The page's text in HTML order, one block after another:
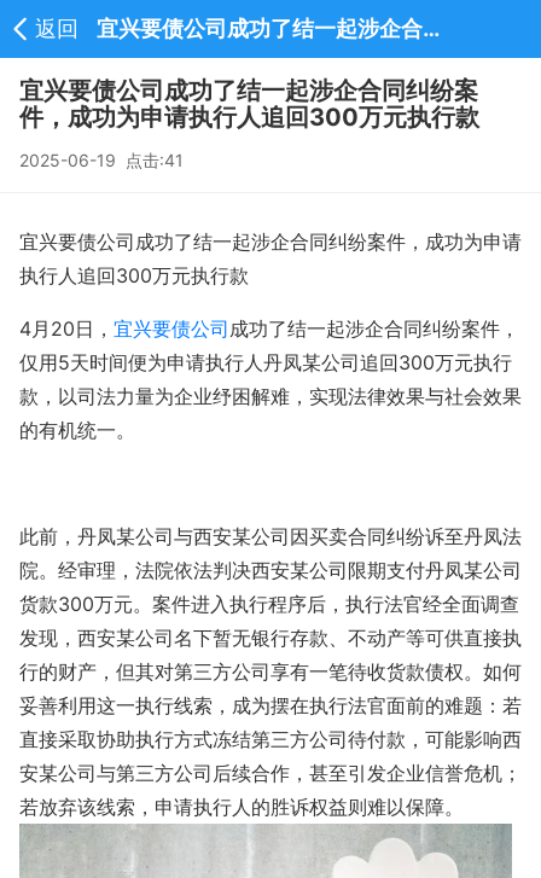
返回 宜兴要债公司成功了结一起涉企合同纠纷案件，成功为申请执行人追回300万元执行款-新闻中心
宜兴要债公司成功了结一起涉企合同纠纷案
件，成功为申请执行人追回300万元执行款
2025-06-19 点击:41
宜兴要债公司成功了结一起涉企合同纠纷案件，成功为申请
执行人追回300万元执行款
4月20日， 宜兴要债公司成功了结一起涉企合同纠纷案件，
仅用5天时间便为申请执行人丹凤某公司追回300万元执行
款，以司法力量为企业纾困解难，实现法律效果与社会效果
的有机统一。
此前，丹凤某公司与西安某公司因买卖合同纠纷诉至丹凤法
院。经审理，法院依法判决西安某公司限期支付丹凤某公司
货款300万元。案件进入执行程序后，执行法官经全面调查
发现，西安某公司名下暂无银行存款、不动产等可供直接执
行的财产，但其对第三方公司享有一笔待收货款债权。如何
妥善利用这一执行线索，成为摆在执行法官面前的难题：若
直接采取协助执行方式冻结第三方公司待付款，可能影响西
安某公司与第三方公司后续合作，甚至引发企业信誉危机；
若放弃该线索，申请执行人的胜诉权益则难以保障。